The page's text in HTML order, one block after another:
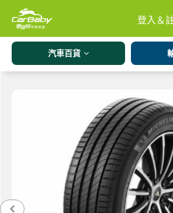
登入＆
汽車百貨